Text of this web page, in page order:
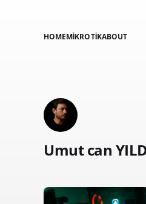
HOMEMIKROTIKABOUT
Umut can